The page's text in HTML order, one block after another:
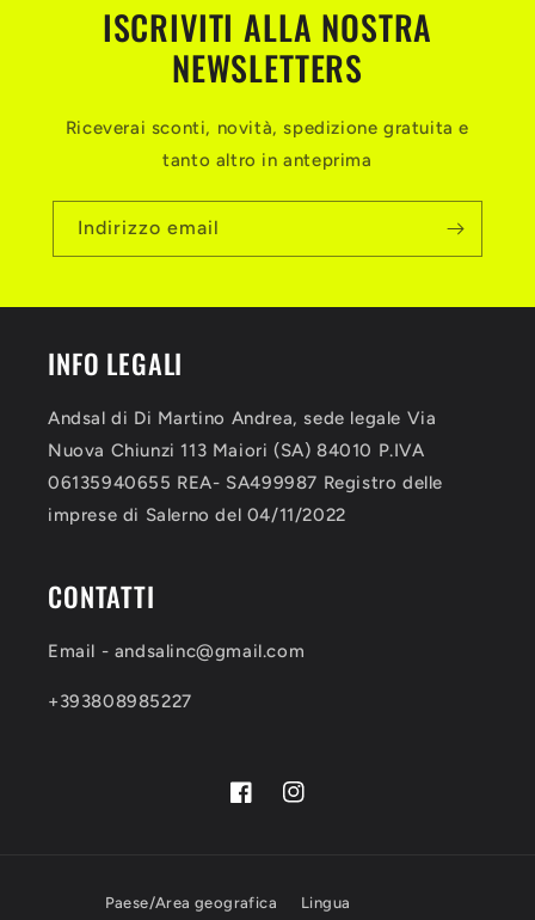
ISCRIVITI ALLA NOSTRA
NEWSLETTERS
Riceverai sconti, novità, spedizione gratuita e
tanto altro in anteprima
Indirizzo email
INFO LEGALI
Andsal di Di Martino Andrea, sede legale Via
Nuova Chiunzi 113 Maiori (SA) 84010 P.IVA
06135940655 REA- SA499987 Registro delle
imprese di Salerno del 04/11/2022
CONTATTI
Email - andsalinc@gmail.com
+393808985227
FacebookInstagram
Paese/Area geografica Lingua